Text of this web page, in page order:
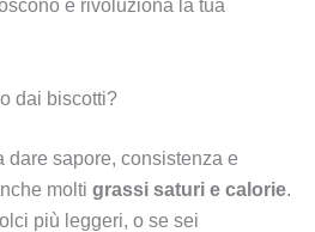
e rivoluziona la tua
dai biscotti?
dare sapore, consistenza e
molti grassi saturi e calorie.
più leggeri, o se sei